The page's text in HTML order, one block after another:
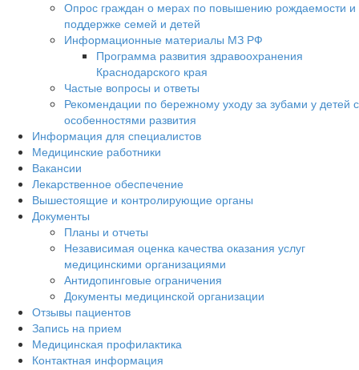
Опрос граждан о мерах по повышению рождаемости и
поддержке семей и детей
Информационные материалы МЗ РФ
Программа развития здравоохранения
Краснодарского края
Частые вопросы и ответы
Рекомендации по бережному уходу за зубами у детей с
особенностями развития
Информация для специалистов
Медицинские работники
Вакансии
Лекарственное обеспечение
Вышестоящие и контролирующие органы
Документы
Планы и отчеты
Независимая оценка качества оказания услуг
медицинскими организациями
Антидопинговые ограничения
Документы медицинской организации
Отзывы пациентов
Запись на прием
Медицинская профилактика
Контактная информация